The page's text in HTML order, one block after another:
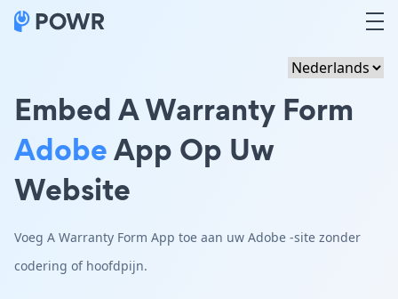
Embed A Warranty Form
AdobeApp Op Uw
Website
Voeg A Warranty Form App toe aan uw Adobe -site zonder
codering of hoofdpijn.